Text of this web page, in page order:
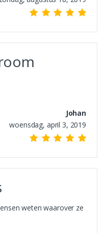
Johan
woensdag, april 3, 2019
weten waarover ze